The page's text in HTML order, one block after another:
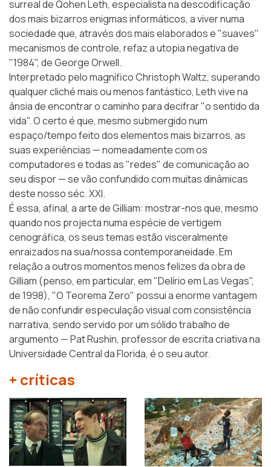
surreal de Qohen Leth, especialista na descodificação
dos mais bizarros enigmas informáticos, a viver numa
sociedade que, através dos mais elaborados e "suaves"
mecanismos de controle, refaz a utopia negativa de
"1984", de George Orwell.
Interpretado pelo magnífico Christoph Waltz, superando
qualquer cliché mais ou menos fantástico, Leth vive na
ânsia de encontrar o caminho para decifrar "o sentido da
vida". O certo é que, mesmo submergido num
espaço/tempo feito dos elementos mais bizarros, as
suas experiências — nomeadamente com os
computadores e todas as "redes" de comunicação ao
seu dispor — se vão confundido com muitas dinâmicas
deste nosso séc. XXI.
É essa, afinal, a arte de Gilliam: mostrar-nos que, mesmo
quando nos projecta numa espécie de vertigem
cenográfica, os seus temas estão visceralmente
enraizados na sua/nossa contemporaneidade. Em
relação a outros momentos menos felizes da obra de
Gilliam (penso, em particular, em "Delírio em Las Vegas",
de 1998), "O Teorema Zero" possui a enorme vantagem
de não confundir especulação visual com consistência
narrativa, sendo servido por um sólido trabalho de
argumento — Pat Rushin, professor de escrita criativa na
Universidade Central da Florida, é o seu autor.
+ críticas